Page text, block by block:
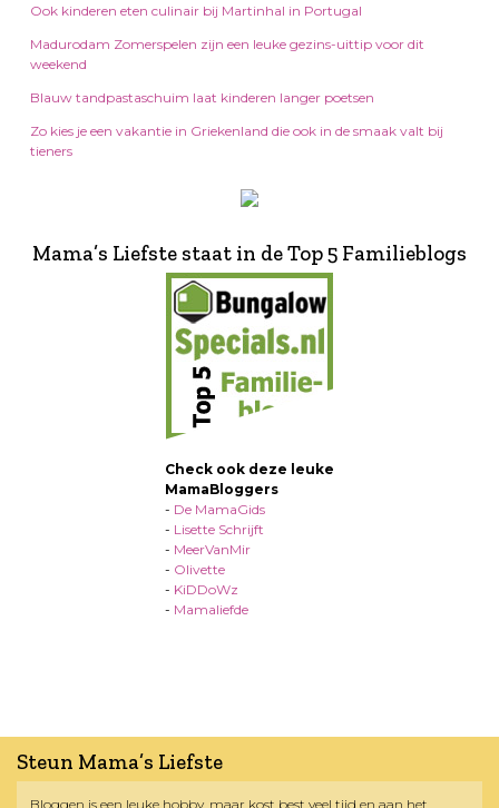
Ook kinderen eten culinair bij Martinhal in Portugal
Madurodam Zomerspelen zijn een leuke gezins-uittip voor dit
weekend
Blauw tandpastaschuim laat kinderen langer poetsen
Zo kies je een vakantie in Griekenland die ook in de smaak valt bij
tieners
Mama’s Liefste staat in de Top 5 Familieblogs
Check ook deze leuke
MamaBloggers
- De MamaGids
- Lisette Schrijft
- MeerVanMir
- Olivette
- KiDDoWz
- Mamaliefde
Steun Mama’s Liefste
Bloggen is een leuke hobby, maar kost best veel tijd en aan het